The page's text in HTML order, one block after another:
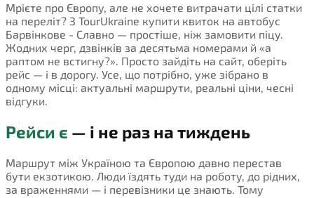
Мрієте про Європу, але не хочете витрачати цілі статки
на переліт? З TourUkraine купити квиток на автобус
Барвінкове - Славно — простіше, ніж замовити піцу.
Жодних черг, дзвінків за десятьма номерами й «а
раптом не встигну?». Просто зайдіть на сайт, оберіть
рейс — і в дорогу. Усе, що потрібно, уже зібрано в
одному місці: актуальні маршрути, реальні ціни, чесні
відгуки.
Рейси є — і не раз на тиждень
Маршрут між Україною та Європою давно перестав
бути екзотикою. Люди їздять туди на роботу, до рідних,
за враженнями — і перевізники це знають. Тому